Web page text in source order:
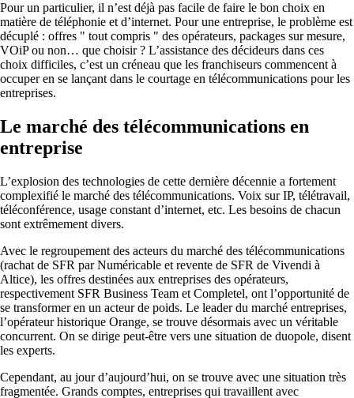
Pour un particulier, il n’est déjà pas facile de faire le bon choix en
matière de téléphonie et d’internet. Pour une entreprise, le problème est
décuplé : offres " tout compris " des opérateurs, packages sur mesure,
VOiP ou non… que choisir ? L’assistance des décideurs dans ces
choix difficiles, c’est un créneau que les franchiseurs commencent à
occuper en se lançant dans le courtage en télécommunications pour les
entreprises.
Le marché des télécommunications en
entreprise
L’explosion des technologies de cette dernière décennie a fortement
complexifié le marché des télécommunications. Voix sur IP, télétravail,
téléconférence, usage constant d’internet, etc. Les besoins de chacun
sont extrêmement divers.
Avec le regroupement des acteurs du marché des télécommunications
(rachat de SFR par Numéricable et revente de SFR de Vivendi à
Altice), les offres destinées aux entreprises des opérateurs,
respectivement SFR Business Team et Completel, ont l’opportunité de
se transformer en un acteur de poids. Le leader du marché entreprises,
l’opérateur historique Orange, se trouve désormais avec un véritable
concurrent. On se dirige peut-être vers une situation de duopole, disent
les experts.
Cependant, au jour d’aujourd’hui, on se trouve avec une situation très
fragmentée. Grands comptes, entreprises qui travaillent avec